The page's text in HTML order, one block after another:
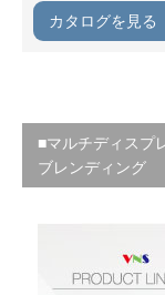
カタログを見る
■マルチディスプ
ブレンディング